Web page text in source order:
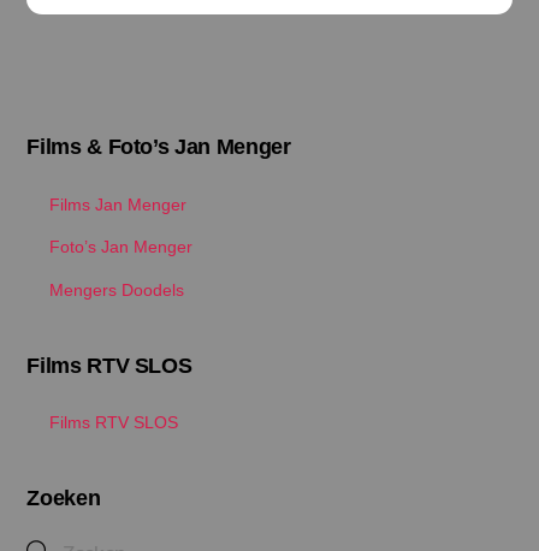
Films & Foto’s Jan Menger
Films Jan Menger
Foto’s Jan Menger
Mengers Doodels
Films RTV SLOS
Films RTV SLOS
Zoeken